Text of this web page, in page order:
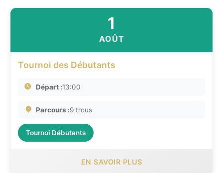
1
AOÛT
Tournoi des Débutants
Départ :13:00
Parcours :9 trous
Tournoi Débutants
EN SAVOIR PLUS